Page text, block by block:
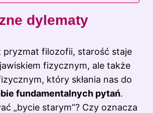
dylematy
pryzmat filozofii, starość staje
fizycznym, ale także
który skłania nas do
fundamentalnych pytań.
„bycie starym”? Czy oznacza